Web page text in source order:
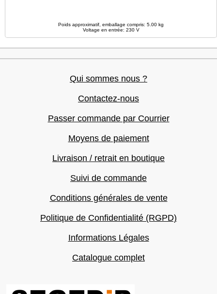
Poids approximatif, emballage compris: 5.00 kg
Voltage en entrée: 230 V
Qui sommes nous ?
Contactez-nous
Passer commande par Courrier
Moyens de paiement
Livraison / retrait en boutique
Suivi de commande
Conditions générales de vente
Politique de Confidentialité (RGPD)
Informations Légales
Catalogue complet